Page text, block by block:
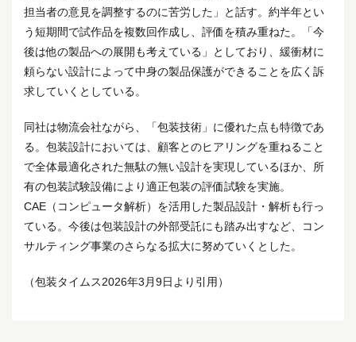
担当者の意見を調整するのに苦労した」と話す。約半年とい
う短期間で試作品を複数回作成し、評価を積み重ねた。「今
後は他の製品への展開も考えている」としており、緩衝材に
頼らない設計によって中身の製品保護ができることを広く訴
求していくとしている。
同社は物流会社ながら、「包装技術」に優れた点も特徴であ
る。包装設計においては、顧客とのヒアリングを重ねること
で全体最適化された無駄の無い設計を実現しているほか、所
有の包装試験設備により適正包装の評価試験を実施。
CAE（コンピュータ解析）を活用した製品設計・解析も行っ
ている。今後は包装設計の外部受託にも踏み出すなど、コン
サルティング事業のさらなる拡大に努めていくとした。
（包装タイムス2026年3月9日より引用）